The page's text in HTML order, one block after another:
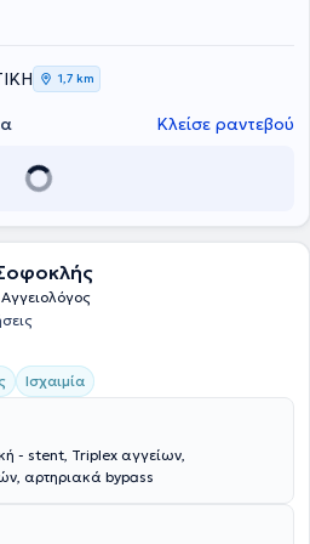
σε διεθνή συνέδρια
σε όλο το φάσμα της
του Düsseldorf
Germany). Μετά τη λήψη
στην Ελάχιστα Επεμβατική
στην Πανεπιστημιακή
(Universitäres Herz- und
1,7 km
Κλείσε ραντεβού
Ισχαιμία
- stent, Triplex αγγείων,
σκληροθεραπεία ευρυαγγειών, αρτηριακά bypass